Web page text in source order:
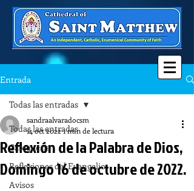
Entrada
Todas las entradas
Catequesis
Reflexiones del Evangelio
Avisos
Todas las entradas
Reflexión de la Palabra de Dios,
Domingo 16 de octubre de 2022.
sandraalvaradocsm
14 oct 20221 min de lectura